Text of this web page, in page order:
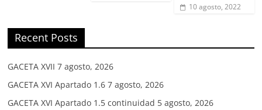
10 agosto, 2022
Recent Posts
GACETA XVII 7 agosto, 2026
GACETA XVI Apartado 1.6 7 agosto, 2026
GACETA XVI Apartado 1.5 continuidad 5 agosto, 2026